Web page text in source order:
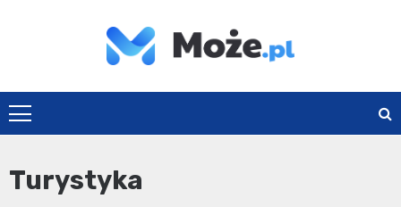
Może.pl
Turystyka